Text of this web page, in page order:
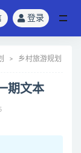
登录
乡村旅游规划
期文本